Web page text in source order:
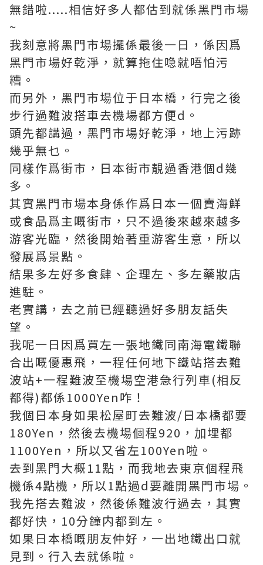
無錯啦.....相信好多人都估到就係黑門市場
~
我刻意將黑門市場擺係最後一日，係因爲
黑門市場好乾淨，就算拖住喼就唔怕污
糟。
而另外，黑門市場位于日本橋，行完之後
步行過難波搭車去機場都方便d。
頭先都講過，黑門市場好乾淨，地上污跡
幾乎無乜。
同樣作爲街市，日本街市靚過香港個d幾
多。
其實黑門市場本身係作爲日本一個賣海鮮
或食品爲主嘅街市，只不過後來越來越多
游客光臨，然後開始著重游客生意，所以
發展爲景點。
結果多左好多食肆、企理左、多左藥妝店
進駐。
老實講，去之前已經聽過好多朋友話失
望。
我呢一日因爲買左一張地鐵同南海電鐵聯
合出嘅優惠飛，一程任何地下鐵站搭去難
波站+一程難波至機場空港急行列車(相反
都得)都係1000Yen咋！
我個日本身如果松屋町去難波/日本橋都要
180Yen，然後去機場個程920，加埋都
1100Yen，所以又省左100Yen啦。
去到黑門大概11點，而我地去東京個程飛
機係4點機，所以1點過d要離開黑門市場。
我先搭去難波，然後係難波行過去，其實
都好快，10分鐘内都到左。
如果日本橋嘅朋友仲好，一出地鐵出口就
見到。行入去就係啦。